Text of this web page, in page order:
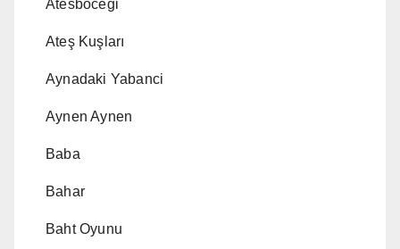
Atesbocegi
Ateş Kuşları
Aynadaki Yabanci
Aynen Aynen
Baba
Bahar
Baht Oyunu